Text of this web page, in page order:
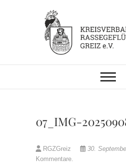
KV RGZ
07_IMG-
RGZGreiz 30.
Kommentare.